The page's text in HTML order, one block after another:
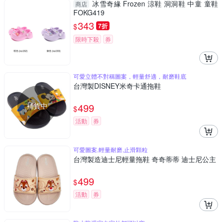
商店 冰雪奇緣 Frozen 涼鞋 洞洞鞋 中童 童鞋
FOKG419
$343 7折
限時下殺 券
補貨中
可愛立體不對稱圖案，輕量舒適，耐磨鞋底
台灣製DISNEY米奇卡通拖鞋
$499
活動 券
可愛圖案,輕量耐磨,止滑顆粒
台灣製造迪士尼輕量拖鞋 奇奇蒂蒂 迪士尼公主
$499
活動 券